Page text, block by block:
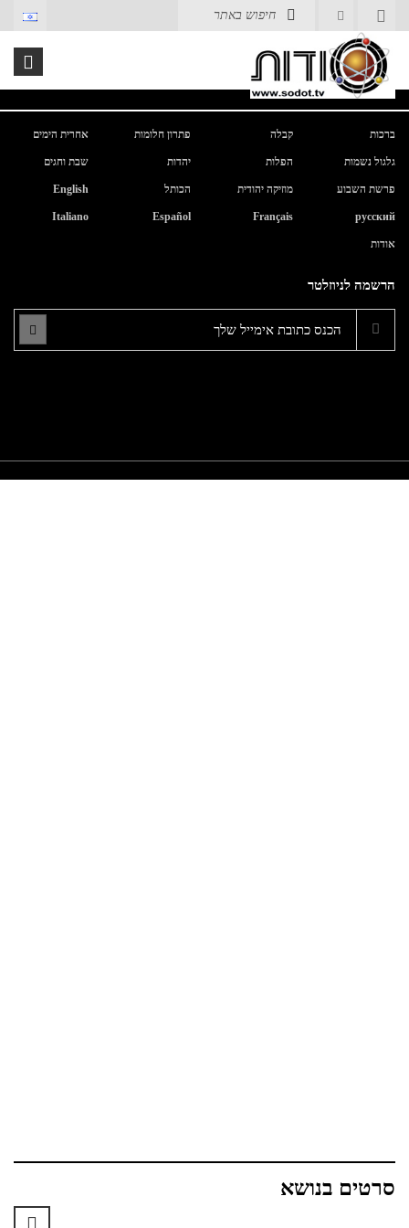
סרטים בנושא
ברכות קבלה פתרון חלומות אחרית הימים
גלגול נשמות הפלות יהדות שבת וחגים
פרשת השבוע מוזיקה יהודית הכותל English
русский
Français
Español
Italiano
אודות
הרשמה לניוזלטר